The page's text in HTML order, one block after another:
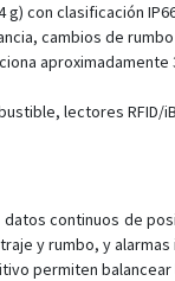
g) con clasificación
cambios de
lectores
continuos de
y rumbo, y
permiten